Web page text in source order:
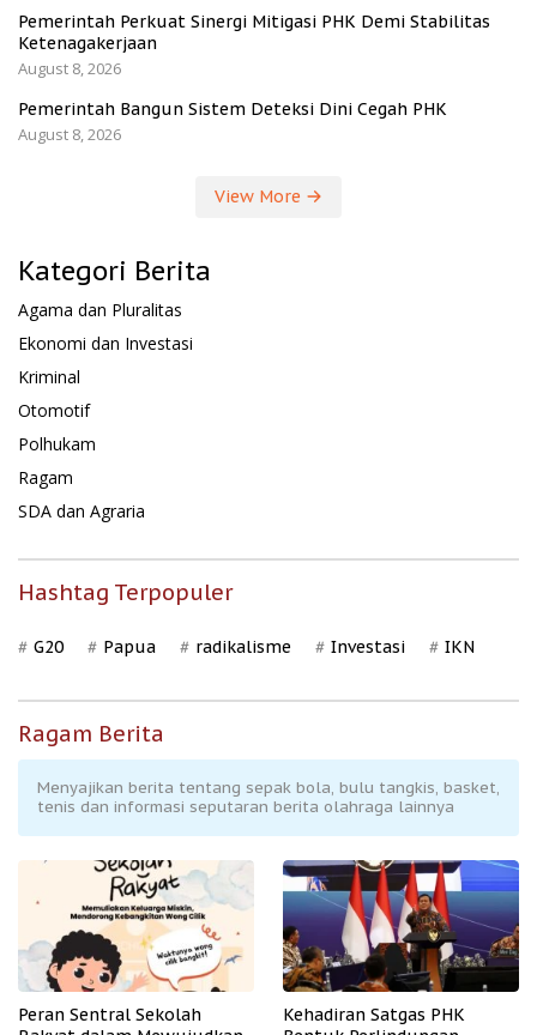
Pemerintah Perkuat Sinergi Mitigasi PHK Demi Stabilitas
Ketenagakerjaan
August 8, 2026
Pemerintah Bangun Sistem Deteksi Dini Cegah PHK
August 8, 2026
View More
Kategori Berita
Agama dan Pluralitas
Ekonomi dan Investasi
Kriminal
Otomotif
Polhukam
Ragam
SDA dan Agraria
Hashtag Terpopuler
G20 Papua radikalisme Investasi IKN
Ragam Berita
Menyajikan berita tentang sepak bola, bulu tangkis, basket,
tenis dan informasi seputaran berita olahraga lainnya
Peran Sentral Sekolah
Kehadiran Satgas PHK